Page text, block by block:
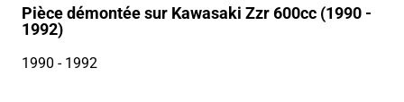
Pièce démontée sur Kawasaki Zzr 600cc (1990 -
1992)
1990 - 1992